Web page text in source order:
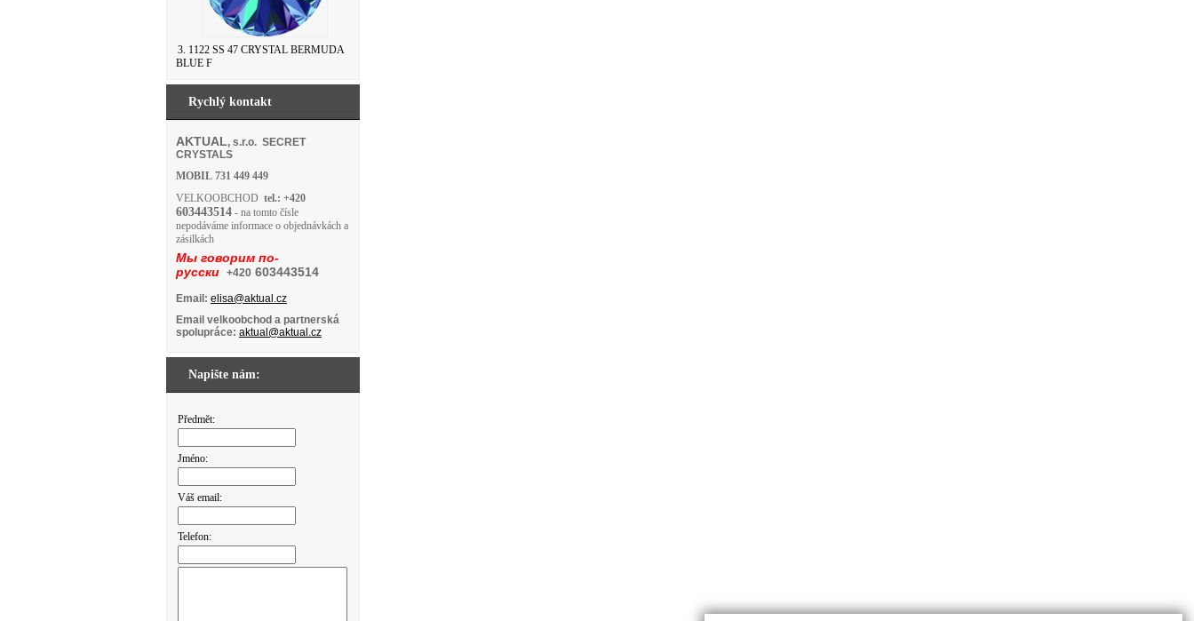
3. 1122 SS 47 CRYSTAL BERMUDA
BLUE F
Rychlý kontakt
AKTUAL, s.r.o. SECRET
CRYSTALS
MOBIL 731 449 449
VELKOOBCHOD tel.: +420
603443514 - na tomto čísle
nepodáváme informace o objednávkách a
zásilkách
Мы говорим по-
русски +420 603443514
Email: elisa@aktual.cz
Email velkoobchod a partnerská
spolupráce: aktual@aktual.cz
Napište nám:
Předmět:
Jméno:
Váš email:
Telefon: